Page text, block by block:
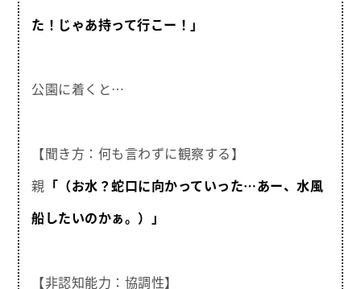
た！じゃあ持って行こー！」
公園に着くと…
【聞き方：何も言わずに観察する】
親 「（お水？蛇口に向かっていった…あー、水風
船したいのかぁ。）」
【非認知能力：協調性】